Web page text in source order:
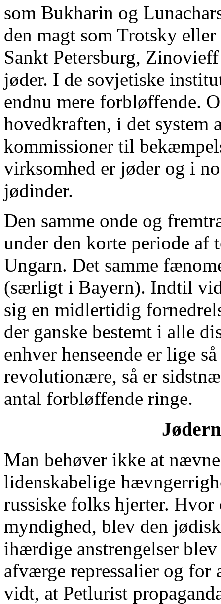
som Bukharin og
den magt som Trotsky
Sankt Petersburg,
jøder. I de sovjetiske
endnu mere forbløffende.
hovedkraften, i det
kommissioner til
virksomhed er jøder og i
jødinder.
Den samme onde og
under den korte periode af
Ungarn. Det samme
(særligt i Bayern). Indtil
sig en midlertidig
der ganske bestemt i alle
enhver henseende er lige
revolutionære, så er
antal forbløffende ringe.
Man behøver ikke at
lidenskabelige
russiske folks hjerter. Hvor
myndighed, blev den
ihærdige anstrengelser
afværge repressalier og for
vidt, at Petlurist